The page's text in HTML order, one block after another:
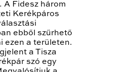
A Fidesz három
Kerékpáros
ebből szűrhető
ezen a területen.
a Tisza
szó egy